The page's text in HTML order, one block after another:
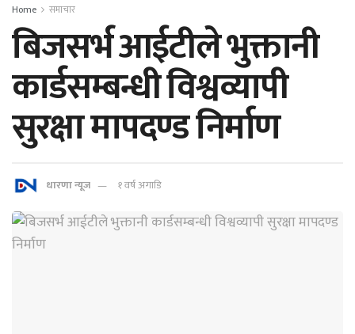
Home समाचार
बिजसर्भ आईटीले भुक्तानी
कार्डसम्बन्धी विश्वव्यापी
सुरक्षा मापदण्ड निर्माण
धारणा न्यूज १ वर्ष अगाडि